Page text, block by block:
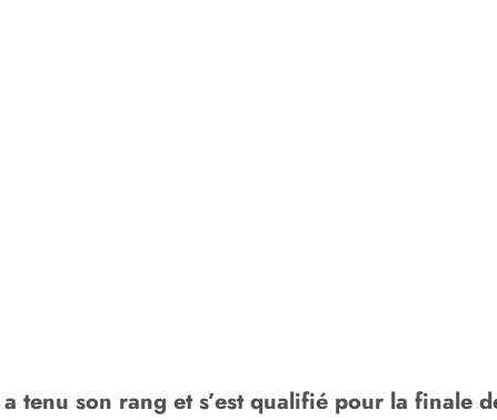
tenu son rang et s’est qualifié pour la finale